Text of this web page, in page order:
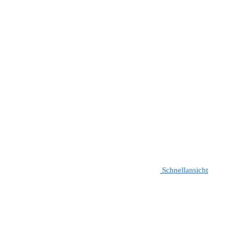
Schnellansicht